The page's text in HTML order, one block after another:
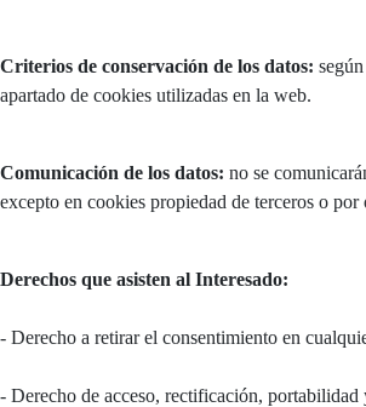
Criterios de conservación de los datos:
apartado de cookies utilizadas en la web.
Comunicación de los datos: no se
excepto en cookies propiedad de terceros o
Derechos que asisten al Interesado:
- Derecho a retirar el consentimiento en
- Derecho de acceso, rectificación, portabilidad